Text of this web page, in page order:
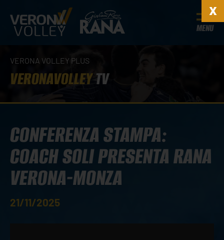
MENU
VERONA VOLLEY PLUS
VERONAVOLLEYTV
CONFERENZA STAMPA:
COACH SOLI PRESENTA RANA
VERONA-MONZA
21/11/2025